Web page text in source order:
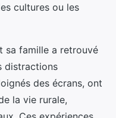
cultures ou les
sa famille a retrouvé
distractions
des écrans, ont
la vie rurale,